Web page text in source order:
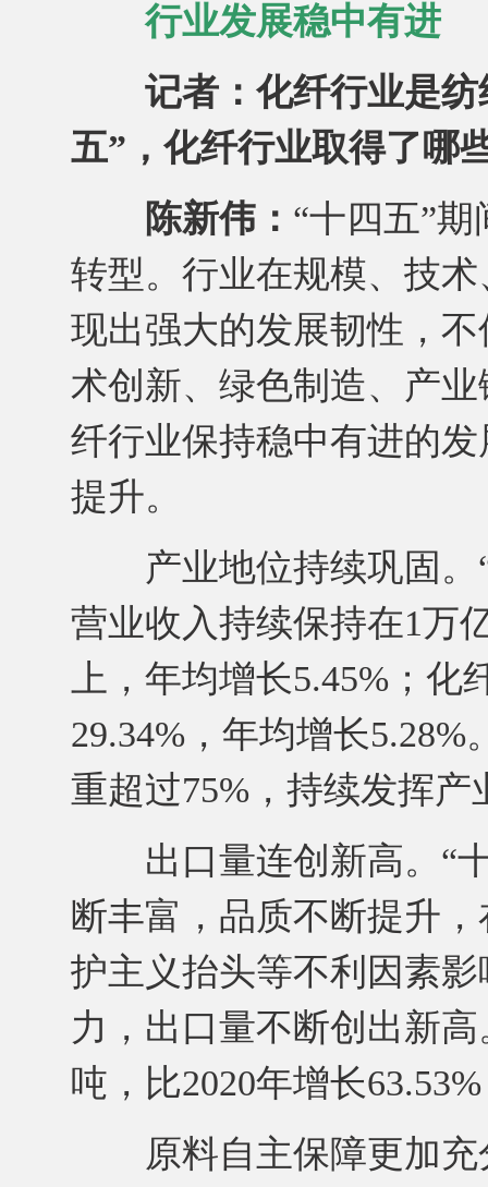
行业发展稳中有进
记者：化纤行业是
五”，化纤行业取得了哪
陈新伟： “十四五”
转型。行业在规模、技
现出强大的发展韧性，
术创新、绿色制造、产
纤行业保持稳中有进的
提升。
产业地位持续巩固。“
营业收入持续保持在1万
上，年均增长5.45%；
29.34%，年均增长
重超过75%，持续发挥
出口量连创新高。“十
断丰富，品质不断提升
护主义抬头等不利因素
力，出口量不断创出新
吨，比2020年增长
原料自主保障更加充